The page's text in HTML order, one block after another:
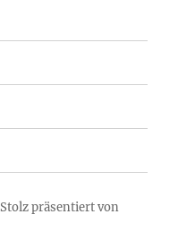
Stolz präsentiert von